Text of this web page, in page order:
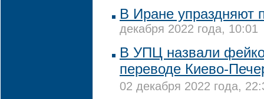
В Иране упраздняют
декабря 2022 года, 10:01
В УПЦ назвали
переводе Киево-
02 декабря 2022 года,